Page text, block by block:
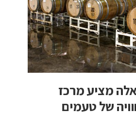
מציע מרכז
של טעמים